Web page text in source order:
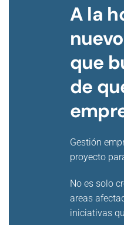
A la
que
de
Gestión
proyecto
No es solo
areas
iniciativas